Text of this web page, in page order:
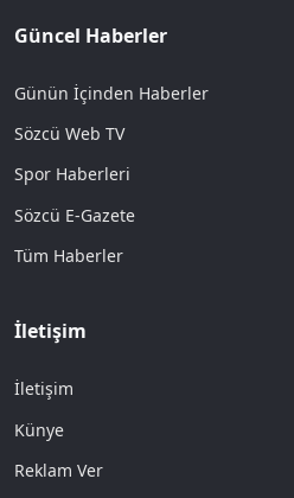
Güncel Haberler
Günün İçinden Haberler
Sözcü Web TV
Spor Haberleri
Sözcü E-Gazete
Tüm Haberler
İletişim
İletişim
Künye
Reklam Ver